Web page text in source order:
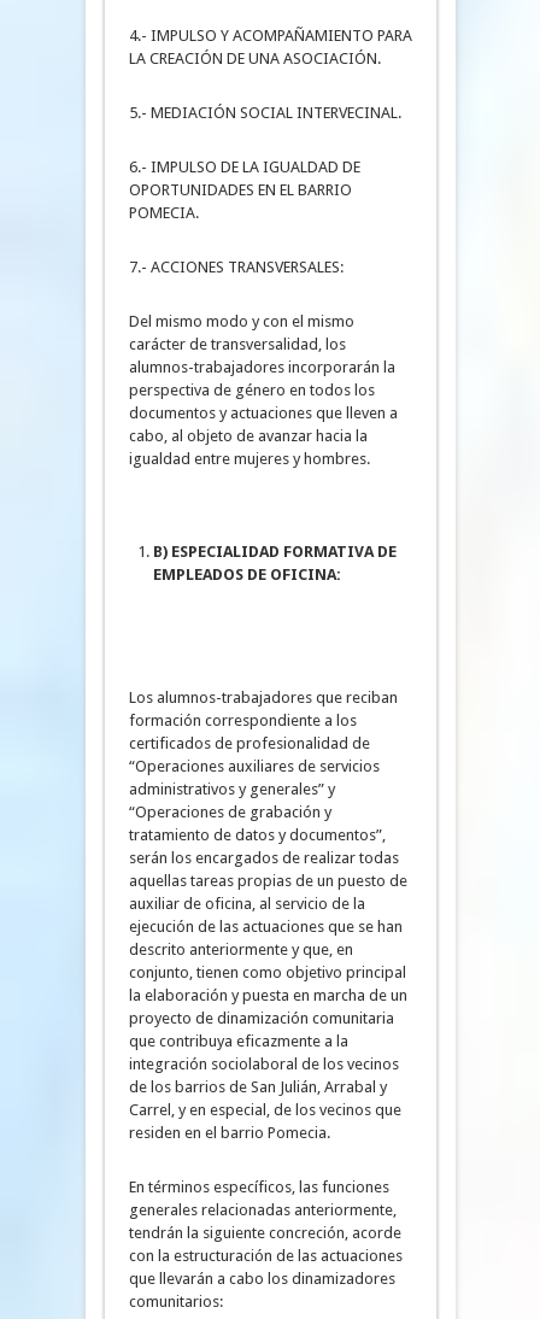
4.- IMPULSO Y ACOMPAÑAMIENTO PARA
LA CREACIÓN DE UNA ASOCIACIÓN.
5.- MEDIACIÓN SOCIAL INTERVECINAL.
6.- IMPULSO DE LA IGUALDAD DE
OPORTUNIDADES EN EL BARRIO
POMECIA.
7.- ACCIONES TRANSVERSALES:
Del mismo modo y con el mismo
carácter de transversalidad, los
alumnos-trabajadores incorporarán la
perspectiva de género en todos los
documentos y actuaciones que lleven a
cabo, al objeto de avanzar hacia la
igualdad entre mujeres y hombres.
B) ESPECIALIDAD FORMATIVA DE
EMPLEADOS DE OFICINA:
Los alumnos-trabajadores que reciban
formación correspondiente a los
certificados de profesionalidad de
“Operaciones auxiliares de servicios
administrativos y generales” y
“Operaciones de grabación y
tratamiento de datos y documentos”,
serán los encargados de realizar todas
aquellas tareas propias de un puesto de
auxiliar de oficina, al servicio de la
ejecución de las actuaciones que se han
descrito anteriormente y que, en
conjunto, tienen como objetivo principal
la elaboración y puesta en marcha de un
proyecto de dinamización comunitaria
que contribuya eficazmente a la
integración sociolaboral de los vecinos
de los barrios de San Julián, Arrabal y
Carrel, y en especial, de los vecinos que
residen en el barrio Pomecia.
En términos específicos, las funciones
generales relacionadas anteriormente,
tendrán la siguiente concreción, acorde
con la estructuración de las actuaciones
que llevarán a cabo los dinamizadores
comunitarios: